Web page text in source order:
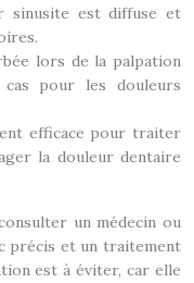
sinusite est diffuse et
lors de la palpation
pour les douleurs
efficace pour traiter
la douleur dentaire
un médecin ou
précis et un traitement
est à éviter, car elle